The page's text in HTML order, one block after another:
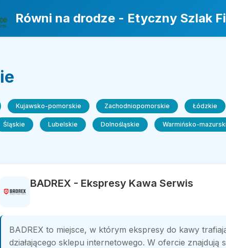
Równi na drodze - Etyczny Szlak
Kujawsko-pomorskie Zachodniopomorskie Łódzkie
Śląskie Lubelskie Dolnośląskie Warmińsko-
BADREX - Ekspresy Kawa Serwis
BADREX to miejsce, w którym ekspresy do kawy
działającego sklepu internetowego. W ofercie znajdują